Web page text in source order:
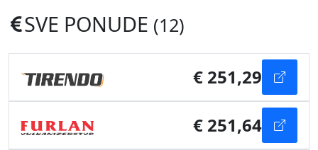
SVE PONUDE (12)
€ 251,29
€ 251,64